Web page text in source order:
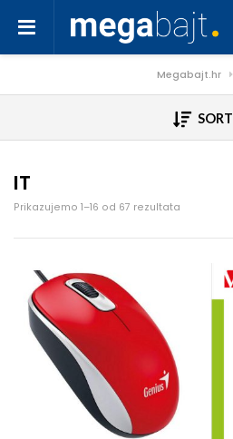
Megabajt.hr
SORT
IT
Prikazujemo 1–16 od 67 rezultata